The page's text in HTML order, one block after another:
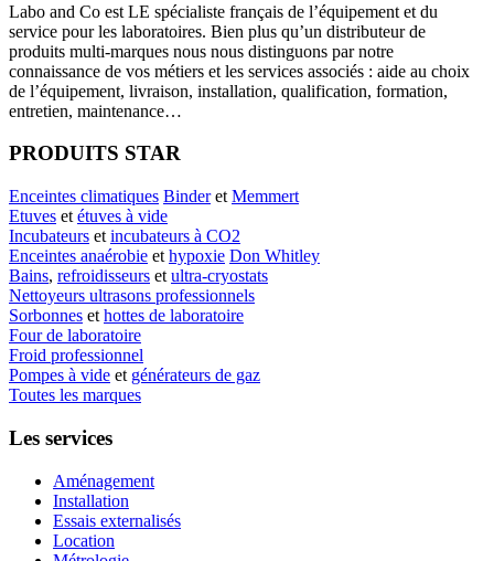
Labo and Co est LE spécialiste français de l’équipement et du
service pour les laboratoires. Bien plus qu’un distributeur de
produits multi-marques nous nous distinguons par notre
connaissance de vos métiers et les services associés : aide au choix
de l’équipement, livraison, installation, qualification, formation,
entretien, maintenance…
PRODUITS STAR
Enceintes climatiques Binderet Memmert
Etuves et étuves à vide
Incubateurs et incubateurs à CO2
Enceintes anaérobie et hypoxie Don Whitley
Bains, refroidisseurs et ultra-cryostats
Nettoyeurs ultrasons professionnels
Sorbonnes et hottes de laboratoire
Four de laboratoire
Froid professionnel
Pompes à vide et générateurs de gaz
Toutes les marques
Les services
Aménagement
Installation
Essais externalisés
Location